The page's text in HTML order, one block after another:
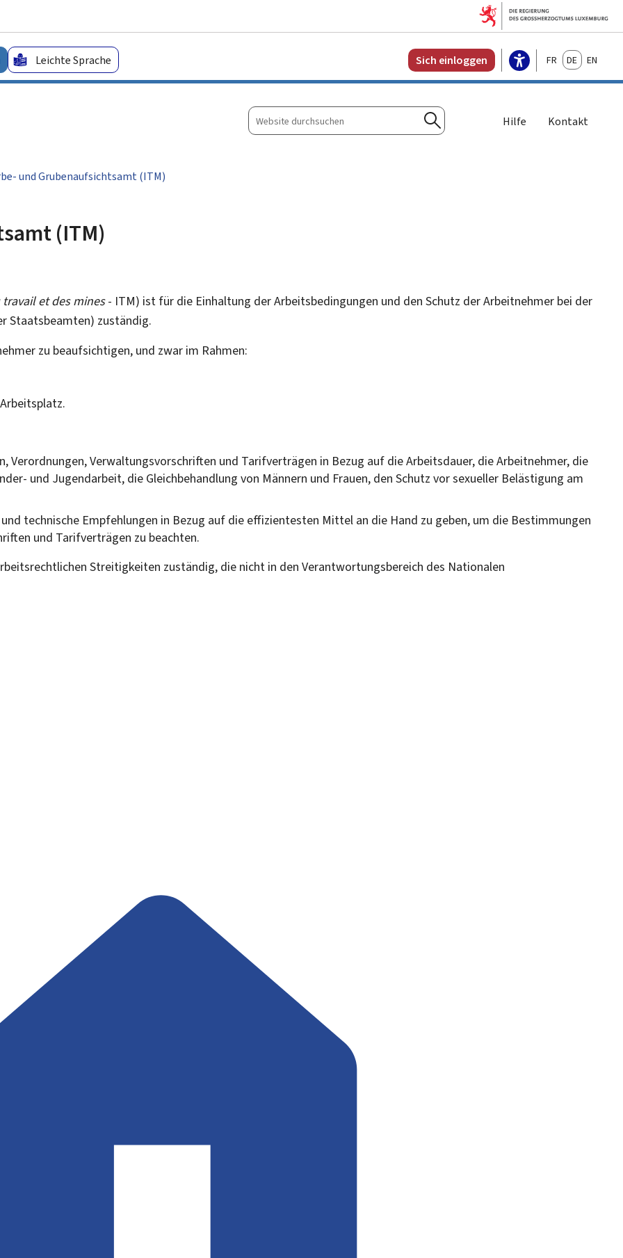
Leichte Sprache Sich einloggen FrançaisDeutschEnglish
Website
durchsuchen
Suchen
Hilfe Kontakt
und Grubenaufsichtsamt (ITM)
(ITM)
et des mines- ITM) ist für die Einhaltung der Arbeitsbedingungen und den Schutz der Arbeitnehmer bei der
Staatsbeamten) zuständig.
zu beaufsichtigen, und zwar im Rahmen:
Verordnungen, Verwaltungsvorschriften und Tarifverträgen in Bezug auf die Arbeitsdauer, die Arbeitnehmer, die
und Jugendarbeit, die Gleichbehandlung von Männern und Frauen, den Schutz vor sexueller Belästigung am
technische Empfehlungen in Bezug auf die effizientesten Mittel an die Hand zu geben, um die Bestimmungen
und Tarifverträgen zu beachten.
Streitigkeiten zuständig, die nicht in den Verantwortungsbereich des Nationalen